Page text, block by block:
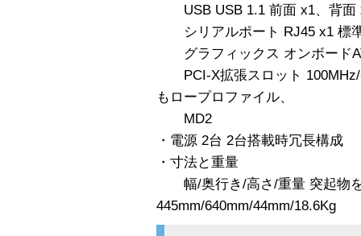
USB USB 1.1 前面 x1、背面
シリアルポート RJ45 x1 標
グラフィックス オンボード
PCI-X拡張スロット
もロープロファイル、
MD2
・電源 2台 2台搭載時冗長構成
・寸法と重量
幅/奥行き/高さ/重量 突起物
445mm/640mm/44mm/18.6Kg